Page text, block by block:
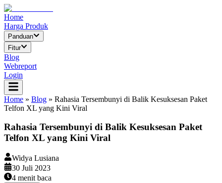
Home
Harga Produk
Panduan
Fitur
Blog
Webreport
Login
Home » Blog » Rahasia Tersembunyi di Balik Kesuksesan Paket
Telfon XL yang Kini Viral
Rahasia Tersembunyi di Balik Kesuksesan Paket
Telfon XL yang Kini Viral
Widya Lusiana
30 Juli 2023
4 menit baca